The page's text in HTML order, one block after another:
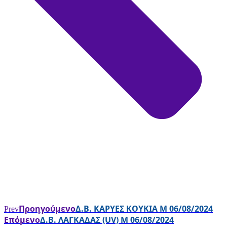
PrevΠροηγούμενοΔ.Β. ΚΑΡΥΕΣ ΚΟΥΚΙΑ Μ 06/08/2024
ΕπόμενοΔ.Β. ΛΑΓΚΑΔΑΣ (UV) Μ 06/08/2024